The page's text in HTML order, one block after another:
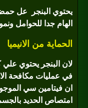
يحتوي البنجر
الهام جدا للحوامل
الحماية من الانيميا
لان البنجر يحتوي
في عمليات مكافحة
ان فيتامين سي
امتصاص الحديد